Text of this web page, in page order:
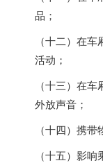
品；
（十二）在
活动；
（十三）在
外放声音；
（十四）携
（十五）影